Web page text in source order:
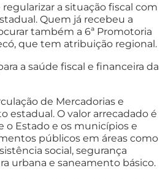
a situação fiscal com
Quem já recebeu a
também a 6ª Promotoria
que tem atribuição regional.
a saúde fiscal e financeira da
de Mercadorias e
estadual. O valor arrecadado é
Estado e os municípios e
públicos em áreas como
social, segurança
urbana e saneamento básico.